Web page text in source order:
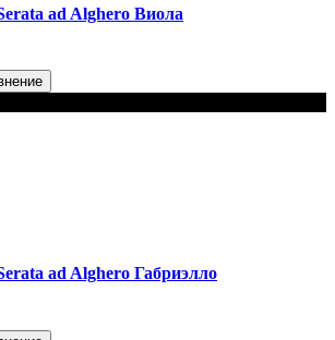
ad Alghero Виола
ad Alghero Габриэлло